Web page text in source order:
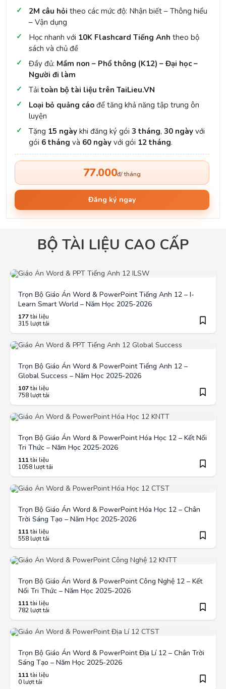
2M câu hỏi theo các mức độ: Nhận biết – Thông hiểu
– Vận dụng
Học nhanh với 10K Flashcard Tiếng Anh theo bộ
sách và chủ đề
Đầy đủ: Mầm non – Phổ thông (K12) – Đại học –
Người đi làm
Tải toàn bộ tài liệu trên TaiLieu.VN
Loại bỏ quảng cáo để tăng khả năng tập trung ôn
luyện
Tặng 15 ngày khi đăng ký gói 3 tháng, 30 ngày với
gói 6 tháng và 60 ngày với gói 12 tháng.
77.000đ/ tháng
Đăng ký ngay
BỘ TÀI LIỆU CAO CẤP
Trọn Bộ Giáo Án Word & PowerPoint Tiếng Anh 12 – I-
Learn Smart World – Năm Học 2025-2026
177tài liệu
315 lượt tải
Trọn Bộ Giáo Án Word & PowerPoint Tiếng Anh 12 –
Global Success – Năm Học 2025-2026
107tài liệu
758 lượt tải
Trọn Bộ Giáo Án Word & PowerPoint Hóa Học 12 – Kết Nối
Tri Thức – Năm Học 2025-2026
111tài liệu
1058 lượt tải
Trọn Bộ Giáo Án Word & PowerPoint Hóa Học 12 – Chân
Trời Sáng Tạo – Năm Học 2025-2026
111tài liệu
558 lượt tải
Trọn Bộ Giáo Án Word & PowerPoint Công Nghệ 12 – Kết
Nối Tri Thức – Năm Học 2025-2026
111tài liệu
782 lượt tải
Trọn Bộ Giáo Án Word & PowerPoint Địa Lí 12 – Chân Trời
Sáng Tạo – Năm Học 2025-2026
111tài liệu
0 lượt tải